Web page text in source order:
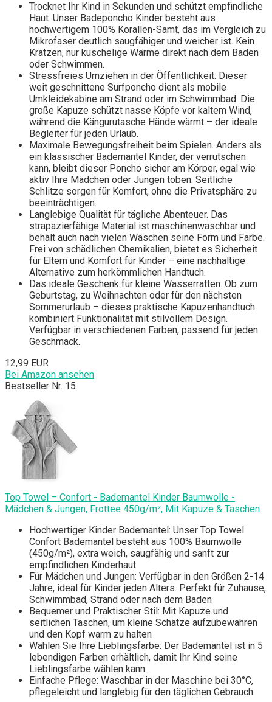
Trocknet Ihr Kind in Sekunden und schützt empfindliche
Haut. Unser Badeponcho Kinder besteht aus
hochwertigem 100% Korallen-Samt, das im Vergleich zu
Mikrofaser deutlich saugfähiger und weicher ist. Kein
Kratzen, nur kuschelige Wärme direkt nach dem Baden
oder Schwimmen.
Stressfreies Umziehen in der Öffentlichkeit. Dieser
weit geschnittene Surfponcho dient als mobile
Umkleidekabine am Strand oder im Schwimmbad. Die
große Kapuze schützt nasse Köpfe vor kaltem Wind,
während die Kängurutasche Hände wärmt – der ideale
Begleiter für jeden Urlaub.
Maximale Bewegungsfreiheit beim Spielen. Anders als
ein klassischer Bademantel Kinder, der verrutschen
kann, bleibt dieser Poncho sicher am Körper, egal wie
aktiv Ihre Mädchen oder Jungen toben. Seitliche
Schlitze sorgen für Komfort, ohne die Privatsphäre zu
beeinträchtigen.
Langlebige Qualität für tägliche Abenteuer. Das
strapazierfähige Material ist maschinenwaschbar und
behält auch nach vielen Wäschen seine Form und Farbe.
Frei von schädlichen Chemikalien, bietet es Sicherheit
für Eltern und Komfort für Kinder – eine nachhaltige
Alternative zum herkömmlichen Handtuch.
Das ideale Geschenk für kleine Wasserratten. Ob zum
Geburtstag, zu Weihnachten oder für den nächsten
Sommerurlaub – dieses praktische Kapuzenhandtuch
kombiniert Funktionalität mit stilvollem Design.
Verfügbar in verschiedenen Farben, passend für jeden
Geschmack.
12,99 EUR
Bei Amazon ansehen
Bestseller Nr. 15
Top Towel – Confort - Bademantel Kinder Baumwolle -
Mädchen & Jungen, Frottee 450g/m², Mit Kapuze & Taschen
Hochwertiger Kinder Bademantel: Unser Top Towel
Confort Bademantel besteht aus 100% Baumwolle
(450g/m²), extra weich, saugfähig und sanft zur
empfindlichen Kinderhaut
Für Mädchen und Jungen: Verfügbar in den Größen 2-14
Jahre, ideal für Kinder jeden Alters. Perfekt für Zuhause,
Schwimmbad, Strand oder nach dem Baden
Bequemer und Praktischer Stil: Mit Kapuze und
seitlichen Taschen, um kleine Schätze aufzubewahren
und den Kopf warm zu halten
Wählen Sie Ihre Lieblingsfarbe: Der Bademantel ist in 5
lebendigen Farben erhältlich, damit Ihr Kind seine
Lieblingsfarbe wählen kann.
Einfache Pflege: Waschbar in der Maschine bei 30°C,
pflegeleicht und langlebig für den täglichen Gebrauch